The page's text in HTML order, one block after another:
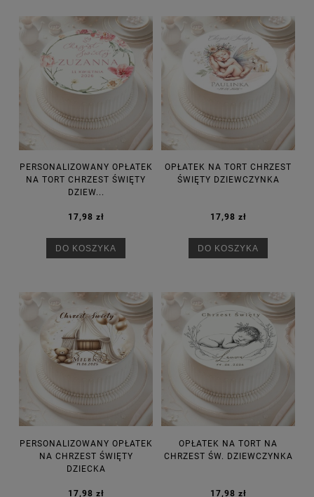
PERSONALIZOWANY OPŁATEK
NA TORT CHRZEST ŚWIĘTY
DZIEW...
17,98 zł
DO KOSZYKA
OPŁATEK NA TORT CHRZEST
ŚWIĘTY DZIEWCZYNKA
17,98 zł
DO KOSZYKA
PERSONALIZOWANY OPŁATEK
NA CHRZEST ŚWIĘTY
DZIECKA
17,98 zł
OPŁATEK NA TORT NA
CHRZEST ŚW. DZIEWCZYNKA
17,98 zł